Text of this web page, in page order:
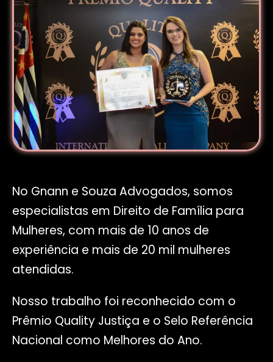
No Gnann e Souza Advogados, somos
especialistas em Direito de Família para
Mulheres, com mais de 10 anos de
experiência e mais de 20 mil mulheres
atendidas.
Nosso trabalho foi reconhecido com o
Prêmio Quality Justiça e o Selo Referência
Nacional como Melhores do Ano.